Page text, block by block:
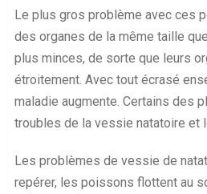
Le plus gros problème avec ces
des organes de la même taille
plus minces, de sorte que leurs
étroitement. Avec tout écrasé
maladie augmente. Certains des
troubles de la vessie natatoire et
Les problèmes de vessie de
repérer, les poissons flottent au